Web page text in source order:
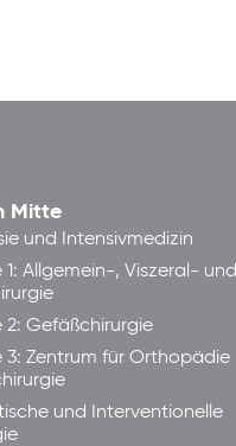
Mitte
und Intensivmedizin
1: Allgemein-, Viszeral- und
2: Gefäßchirurgie
3: Zentrum für Orthopädie
und Interventionelle